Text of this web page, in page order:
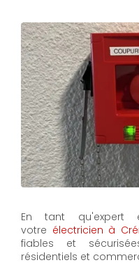
En tant qu'expert
votre électricien à
fiables et
résidentiels et